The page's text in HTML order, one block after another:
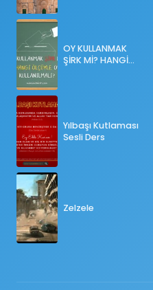
OY KULLANMAK
ŞİRK Mİ? HANGİ
Yılbaşı Kutlaması
Sesli Ders
Zelzele